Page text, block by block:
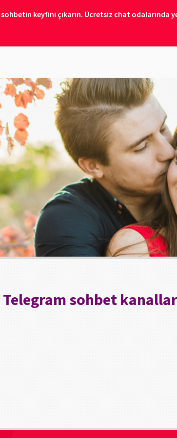
keyfini çıkarın. Ücretsiz chat odalarında
Telegram sohbet